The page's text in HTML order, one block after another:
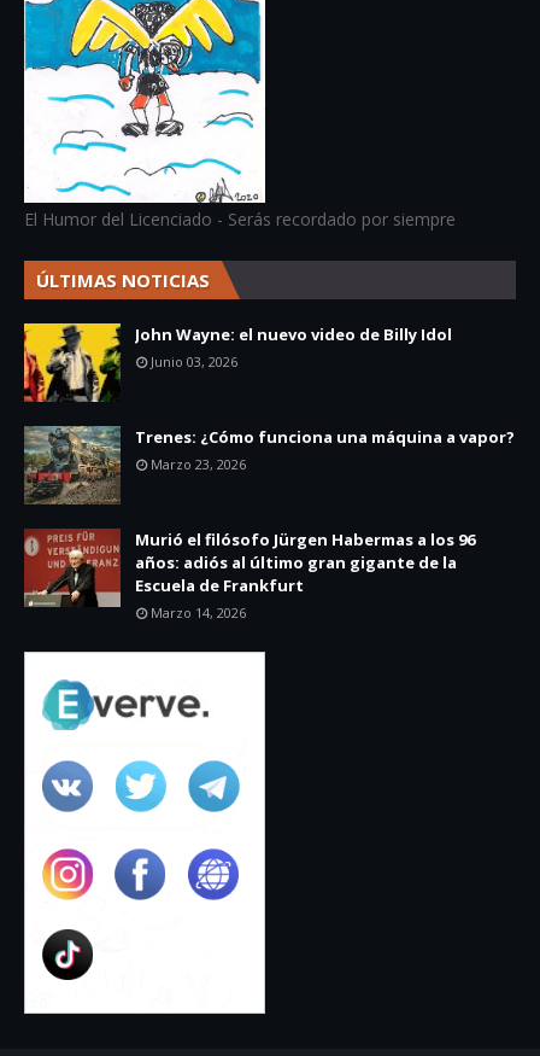
El Humor del Licenciado - Serás recordado por siempre
ÚLTIMAS NOTICIAS
John Wayne: el nuevo video de Billy Idol
Junio 03, 2026
Trenes: ¿Cómo funciona una máquina a vapor?
Marzo 23, 2026
Murió el filósofo Jürgen Habermas a los 96
años: adiós al último gran gigante de la
Escuela de Frankfurt
Marzo 14, 2026